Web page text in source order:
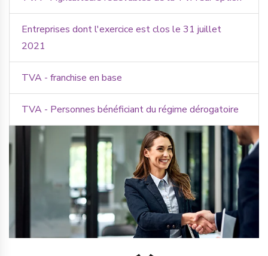
Entreprises dont l'exercice est clos le 31 juillet
2021
TVA - franchise en base
TVA - Personnes bénéficiant du régime dérogatoire